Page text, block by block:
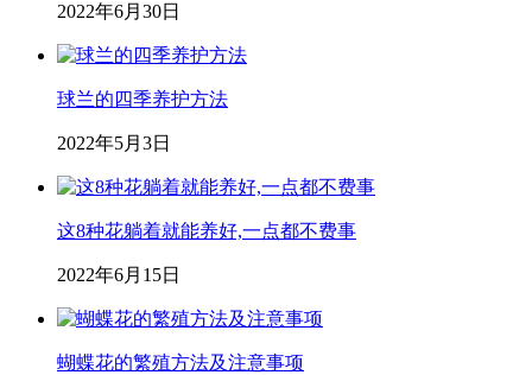
2022年6月30日
球兰的四季养护方法
2022年5月3日
这8种花躺着就能养好,一点都不费事
2022年6月15日
蝴蝶花的繁殖方法及注意事项